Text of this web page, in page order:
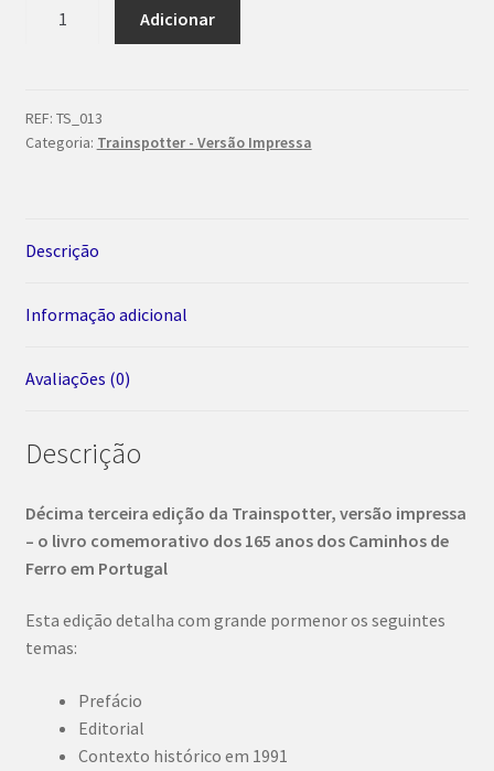
-
História
em
Adicionar
REF: TS_013
Categoria: Trainspotter - Versão Impressa
Descrição
Informação adicional
Avaliações (0)
Descrição
Décima terceira edição da Trainspotter, versão impressa
– o livro comemorativo dos 165 anos dos Caminhos de
Ferro em Portugal
Esta edição detalha com grande pormenor os seguintes
temas:
Prefácio
Editorial
Contexto histórico em 1991